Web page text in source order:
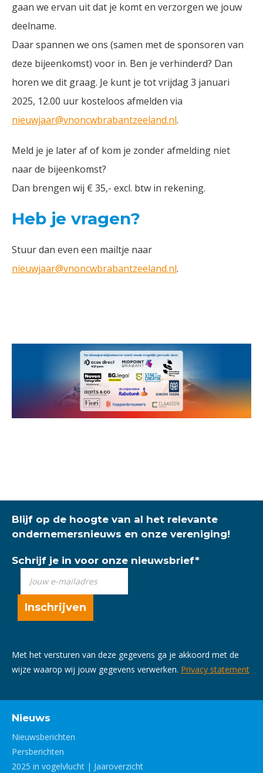
gaan we ervan uit dat je komt en verzorgen we jouw
deelname.
Daar spannen we ons (samen met de sponsoren van
deze bijeenkomst) voor in. Ben je verhinderd? Dan
horen we dit graag. Je kunt je tot vrijdag 3 januari
2025, 12.00 uur kosteloos afmelden via
nieuwjaar@vnoncwbrabantzeeland.nl.
Meld je je later af of kom je zonder afmelding niet
naar de bijeenkomst?
Dan brengen wij € 35,- excl. btw in rekening.
Heb je vragen?
Stuur dan even een mailtje naar
nieuwjaar@vnoncwbrabantzeeland.nl.
Blijf op de hoogte van al het relevante
ondernemersnieuws en onze vereniging!
Schrijf je in voor onze nieuwsbrief*
Met het versturen van deze gegevens ga je akkoord met de
wijze waarop wij jouw gegevens verwerken. Privacy statement
Nieuws
Nieuwsberichten
Persberichten
2025 in vogelvlucht | Jaaroverzicht